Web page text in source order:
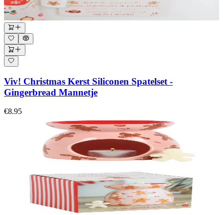
Viv! Christmas Kerst Siliconen Spatelset -
Gingerbread Mannetje
€8.95